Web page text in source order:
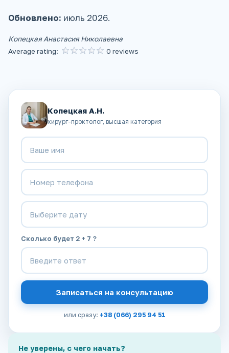
Обновлено: июль 2026.
Копецкая Анастасия Николаевна
Average rating:
0 reviews
Копецкая А.Н.
хирург-проктолог, высшая категория
Сколько будет 2 + 7 ?
Записаться на консультацию
или сразу: +38 (066) 295 94 51
Не уверены, с чего начать?